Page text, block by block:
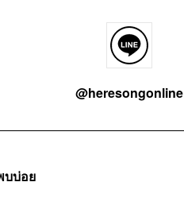
@heresongonline
บบ่อย